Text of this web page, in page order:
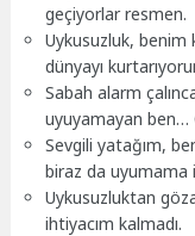
geçiyorlar resmen.
Uykusuzluk, benim
dünyayı
Sabah alarm
uyuyamayan ben…
Sevgili yatağım,
biraz da uyumama
Uykusuzluktan
ihtiyacım kalmadı.